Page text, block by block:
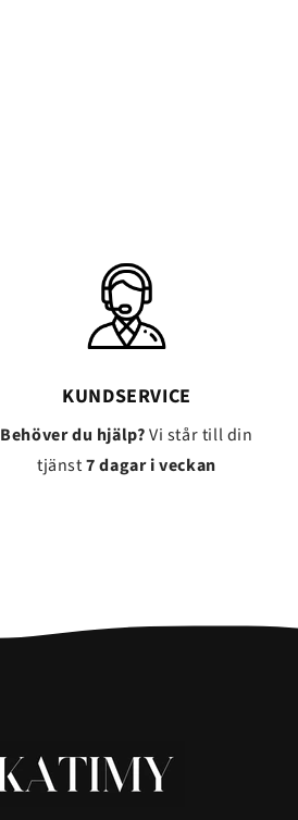
KUNDSERVICE
Behöver du hjälp?Vi står till din
tjänst7 dagar i veckan